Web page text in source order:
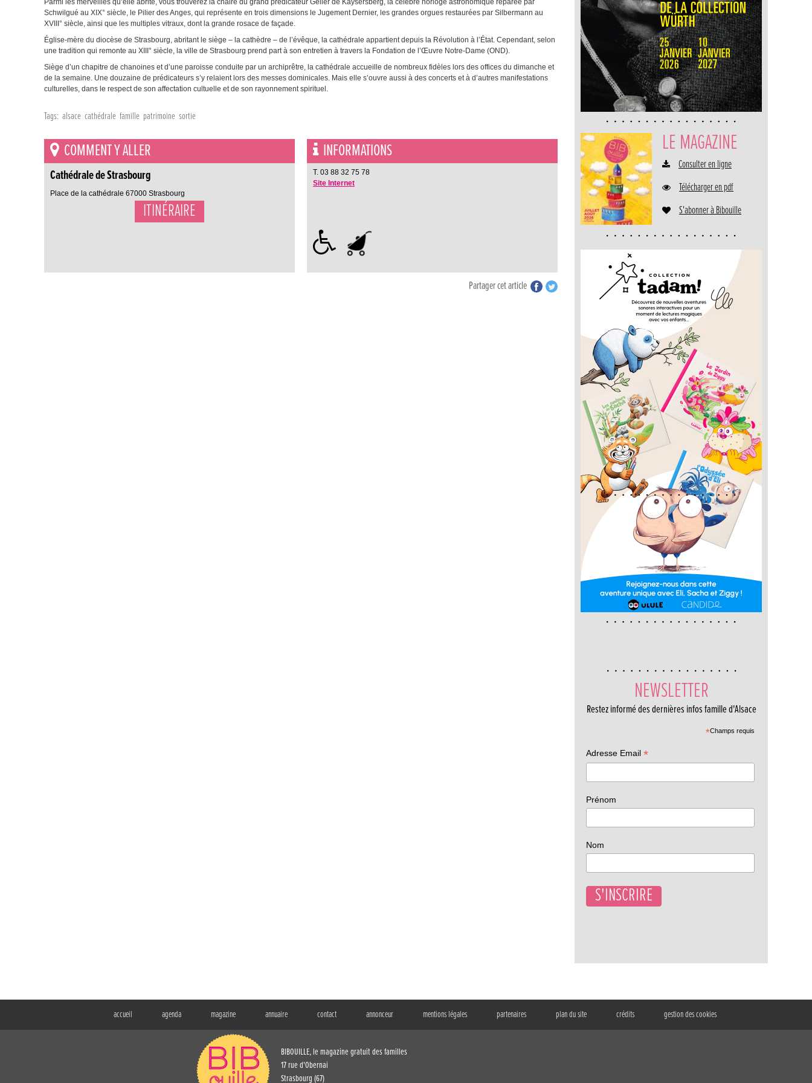
Parmi les merveilles qu’elle abrite, vous trouverez la chaire du grand prédicateur Geiler de Kaysersberg, la célèbre horloge astronomique réparée par
Schwilgué au XIX° siècle, le Pilier des Anges, qui représente en trois dimensions le Jugement Dernier, les grandes orgues restaurées par Silbermann au
XVIII° siècle, ainsi que les multiples vitraux, dont la grande rosace de façade.
Église-mère du diocèse de Strasbourg, abritant le siège – la cathèdre – de l’évêque, la cathédrale appartient depuis la Révolution à l’État. Cependant, selon
une tradition qui remonte au XIII° siècle, la ville de Strasbourg prend part à son entretien à travers la Fondation de l’Œuvre Notre-Dame (OND).
Siège d’un chapitre de chanoines et d’une paroisse conduite par un archiprêtre, la cathédrale accueille de nombreux fidèles lors des offices du dimanche et
de la semaine. Une douzaine de prédicateurs s’y relaient lors des messes dominicales. Mais elle s’ouvre aussi à des concerts et à d’autres manifestations
culturelles, dans le respect de son affectation cultuelle et de son rayonnement spirituel.
Tags: alsace cathédrale famille patrimoine sortie
COMMENT Y ALLER
Cathédrale de Strasbourg
Place de la cathédrale 67000 Strasbourg
ITINÉRAIRE
INFORMATIONS
T. 03 88 32 75 78
Site Internet
Partager cet article
LE MAGAZINE
Consulter en ligne
Télécharger en pdf
S'abonner à Bibouille
NEWSLETTER
Restez informé des dernières infos famille d'Alsace
*Champs requis
Adresse Email *
Prénom
Nom
accueil agenda magazine annuaire contact annonceur mentions légales partenaires plan du site crédits gestion des cookies
BIBOUILLE, le magazine gratuit des familles
17 rue d'Obernai
Strasbourg (67)